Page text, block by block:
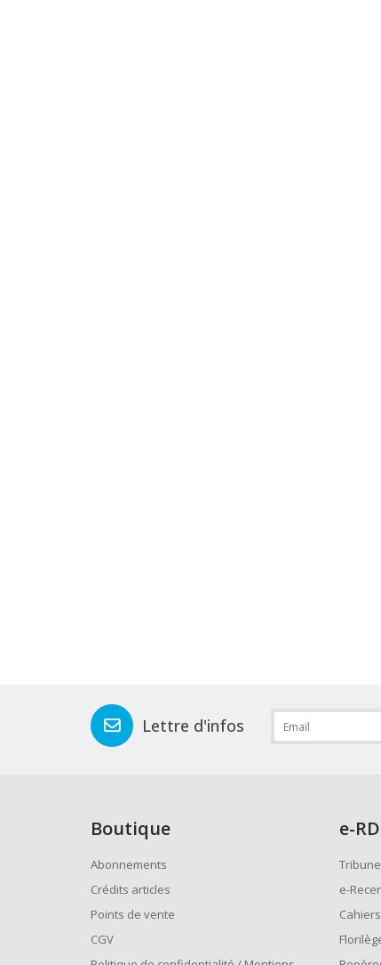
Lettre d'infos
Boutique
Abonnements
Crédits articles
Points de vente
CGV
e-
Tribune
e-